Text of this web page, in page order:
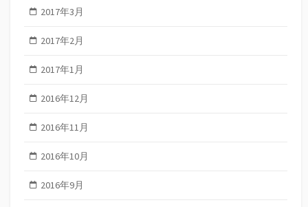
2017年3月
2017年2月
2017年1月
2016年12月
2016年11月
2016年10月
2016年9月